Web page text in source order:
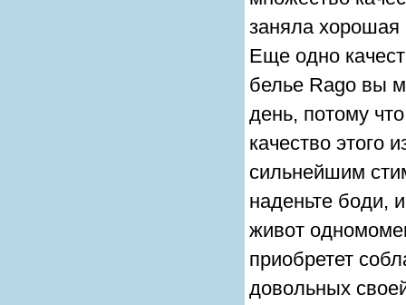
заняла
Еще одно
белье Rago вы
день, потому
качество этого
сильнейшим
наденьте боди,
живот
приобретет
довольных